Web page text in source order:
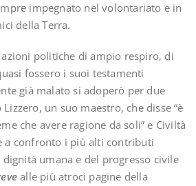
impegnato nel volontariato e in
della Terra.
politiche di ampio respiro, di
fossero i suoi testamenti
già malato si adoperò per due
un suo maestro, che disse “è
che avere ragione da soli” e Civiltà
a confronto i più alti contributi
dignità umana e del progresso civile
alle più atroci pagine della